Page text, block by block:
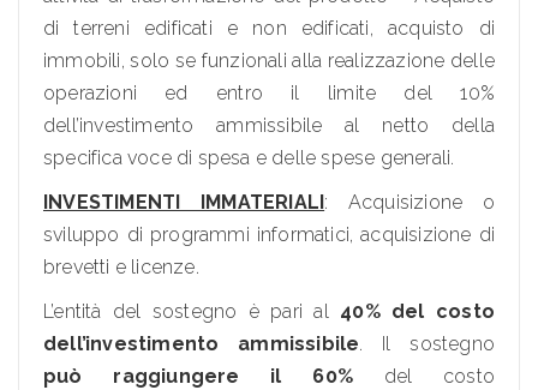
di terreni edificati e non edificati, acquisto di
immobili, solo se funzionali alla realizzazione delle
operazioni ed entro il limite del 10%
dell’investimento ammissibile al netto della
specifica voce di spesa e delle spese generali.
INVESTIMENTI IMMATERIALI : Acquisizione o
sviluppo di programmi informatici, acquisizione di
brevetti e licenze.
L’entità del sostegno è pari al 40% del costo
dell’investimento ammissibile. Il sostegno
può raggiungere il 60%del costo